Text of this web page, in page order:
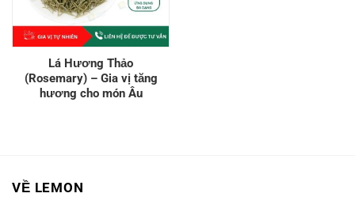
Lá Hương Thảo
(Rosemary) – Gia vị tăng
hương cho món Âu
VỀ LEMON